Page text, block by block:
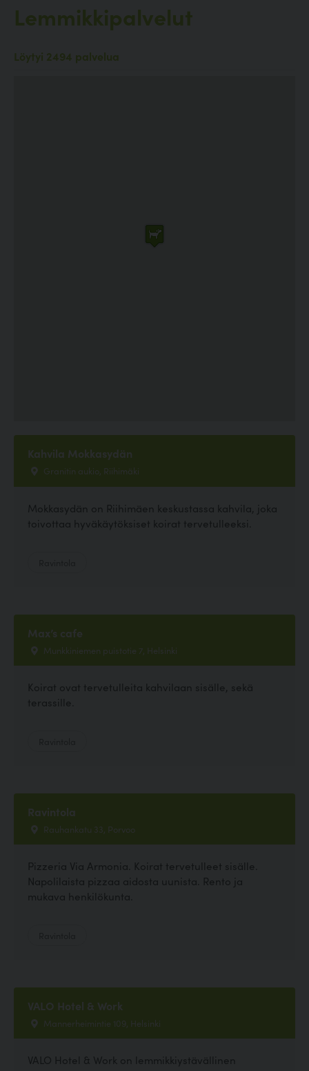
Lemmikkipalvelut
Löytyi 2494 palvelua
Kahvila Mokkasydän
Granitin aukio, Riihimäki
Mokkasydän on Riihimäen keskustassa kahvila, joka
toivottaa hyväkäytöksiset koirat tervetulleeksi.
Max’s cafe
Munkkiniemen puistotie 7, Helsinki
Koirat ovat tervetulleita kahvilaan sisälle, sekä
terassille.
Ravintola
Rauhankatu 33, Porvoo
Pizzeria Via Armonia. Koirat tervetulleet sisälle.
Napolilaista pizzaa aidosta uunista. Rento ja
mukava henkilökunta.
VALO Hotel & Work
Mannerheimintie 109, Helsinki
VALO Hotel & Work on lemmikkiystävällinen